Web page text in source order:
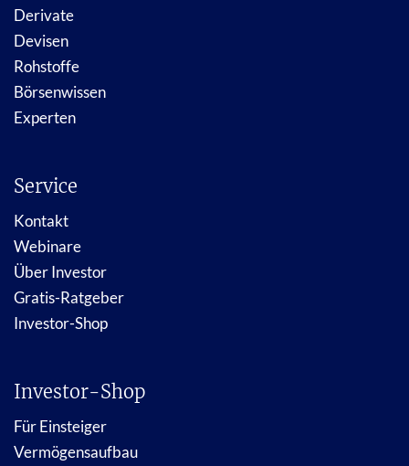
Derivate
Devisen
Rohstoffe
Börsenwissen
Experten
Service
Kontakt
Webinare
Über Investor
Gratis-Ratgeber
Investor-Shop
Investor-Shop
Für Einsteiger
Vermögensaufbau